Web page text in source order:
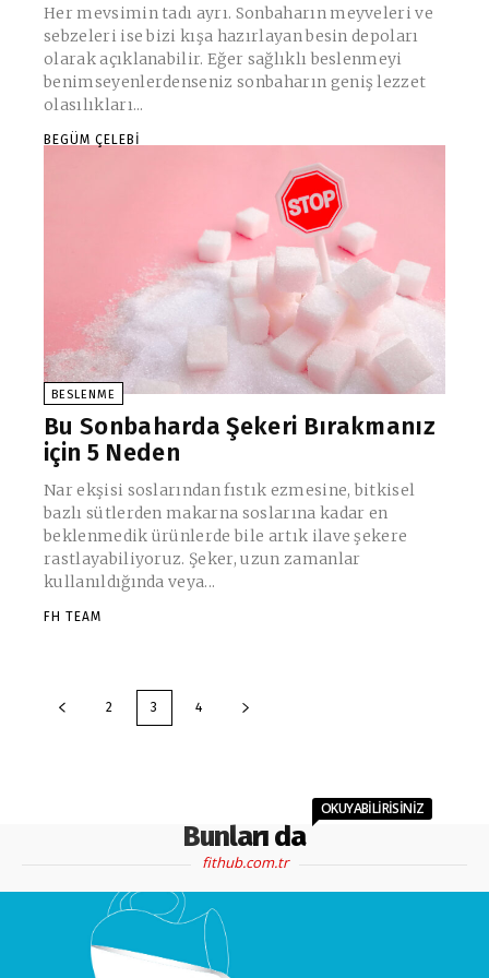
Her mevsimin tadı ayrı. Sonbaharın meyveleri ve
sebzeleri ise bizi kışa hazırlayan besin depoları
olarak açıklanabilir. Eğer sağlıklı beslenmeyi
benimseyenlerdenseniz sonbaharın geniş lezzet
olasılıkları...
BEGÜM ÇELEBI
BESLENME
Bu Sonbaharda Şekeri Bırakmanız
için 5 Neden
Nar ekşisi soslarından fıstık ezmesine, bitkisel
bazlı sütlerden makarna soslarına kadar en
beklenmedik ürünlerde bile artık ilave şekere
rastlayabiliyoruz. Şeker, uzun zamanlar
kullanıldığında veya...
FH TEAM
2 3 4
Bunları da
OKUYABİLİRİSİNİZ
fithub.com.tr